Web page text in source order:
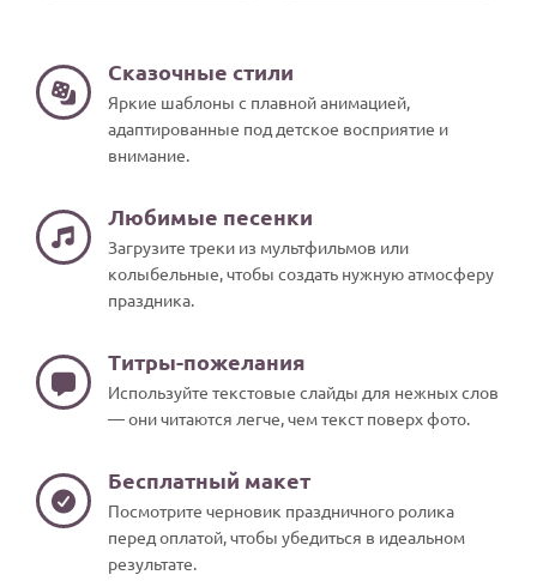
Сказочные стили
Яркие шаблоны с плавной анимацией,
адаптированные под детское восприятие и
внимание.
Любимые песенки
Загрузите треки из мультфильмов или
колыбельные, чтобы создать нужную атмосферу
праздника.
Титры-пожелания
Используйте текстовые слайды для нежных слов
— они читаются легче, чем текст поверх фото.
Бесплатный макет
Посмотрите черновик праздничного ролика
перед оплатой, чтобы убедиться в идеальном
результате.